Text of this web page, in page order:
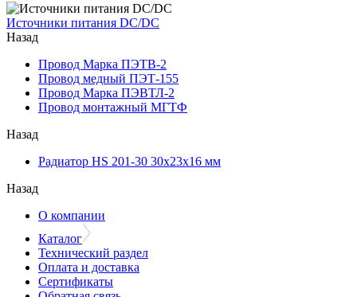
Источники питания DC/DC
Назад
Провод Марка ПЭТВ-2
Провод медный ПЭТ-155
Провод Марка ПЭВТЛ-2
Провод монтажный МГТФ
Назад
Радиатор HS 201-30 30х23х16 мм
Назад
О компании
Каталог
Технический раздел
Оплата и доставка
Сертификаты